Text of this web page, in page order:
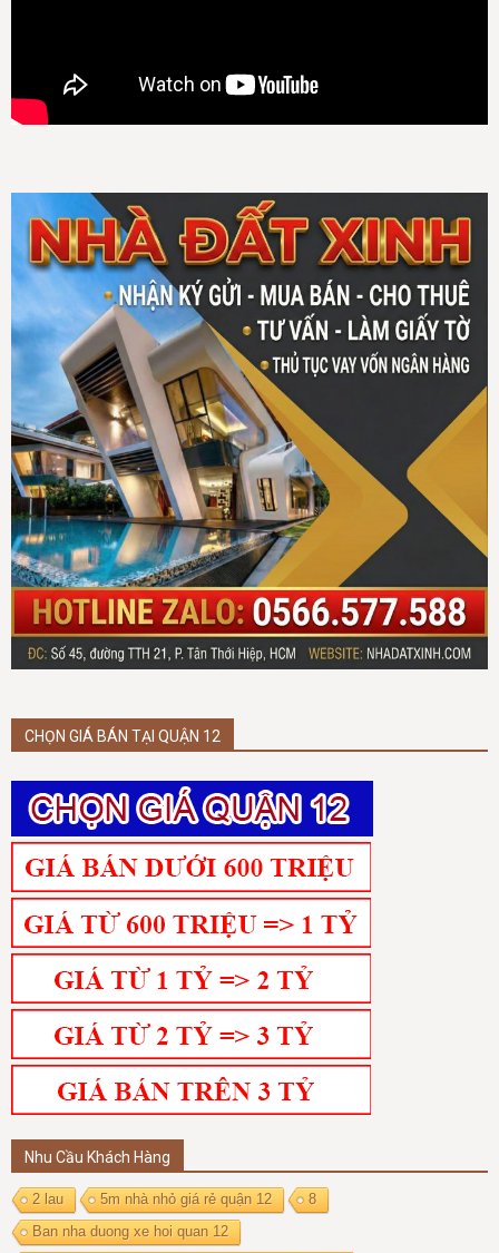
CHỌN GIÁ BÁN TẠI QUẬN 12
Nhu Cầu Khách Hàng
2 lau 5m nhà nhỏ giá rẻ quận 12
8
Ban nha duong xe hoi quan 12